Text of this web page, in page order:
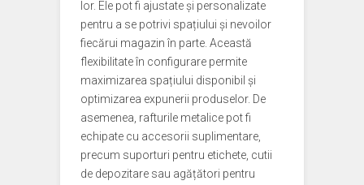
lor. Ele pot fi ajustate și personalizate
pentru a se potrivi spațiului și nevoilor
fiecărui magazin în parte. Această
flexibilitate în configurare permite
maximizarea spațiului disponibil și
optimizarea expunerii produselor. De
asemenea, rafturile metalice pot fi
echipate cu accesorii suplimentare,
precum suporturi pentru etichete, cutii
de depozitare sau agățători pentru